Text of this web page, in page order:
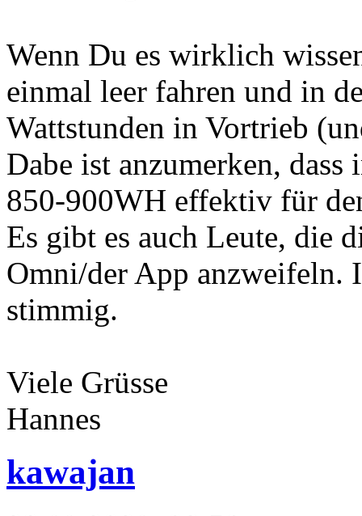
Wenn Du es wirklich
einmal leer fahren und in
Wattstunden in Vortrieb
Dabe ist anzumerken,
850-900WH effektiv für
Es gibt es auch Leute, die
Omni/der App anzweifeln.
stimmig.
Viele Grüsse
Hannes
kawajan